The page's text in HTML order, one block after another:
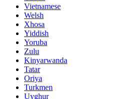
Vietnamese
Welsh
Xhosa
Yiddish
Yoruba
Zulu
Kinyarwanda
Tatar
Oriya
Turkmen
Uyghur